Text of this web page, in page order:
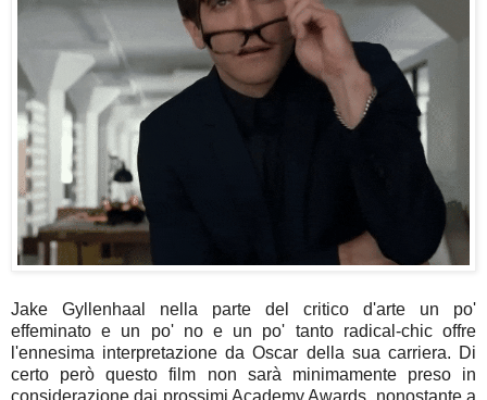
Jake Gyllenhaal nella parte del critico d'arte un po'
effeminato e un po' no e un po' tanto radical-chic offre
l'ennesima interpretazione da Oscar della sua carriera. Di
certo però questo film non sarà minimamente preso in
considerazione dai prossimi Academy Awards, nonostante a